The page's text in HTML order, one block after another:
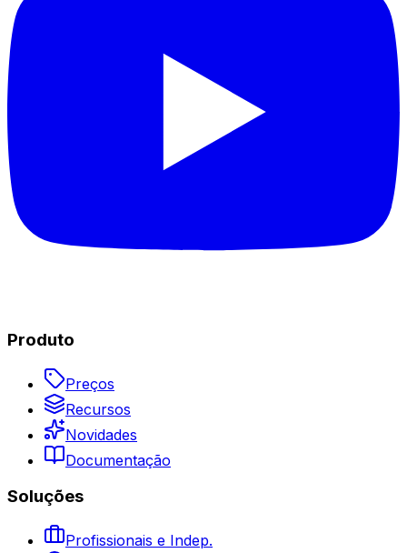
Produto
Preços
Recursos
Novidades
Documentação
Soluções
Profissionais e Indep.